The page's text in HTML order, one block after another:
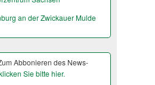
an der Zwickauer Mulde
Abbonieren des News-
Sie bitte hier.